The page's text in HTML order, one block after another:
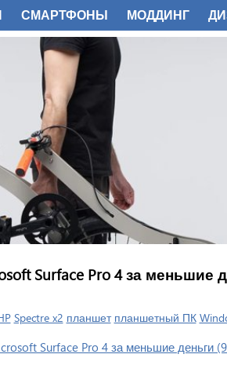
Surface Pro 4 за меньшие
Spectre x2 планшет планшетный ПК
СМАРТФОНЫ МОДДИНГ
ФОТО